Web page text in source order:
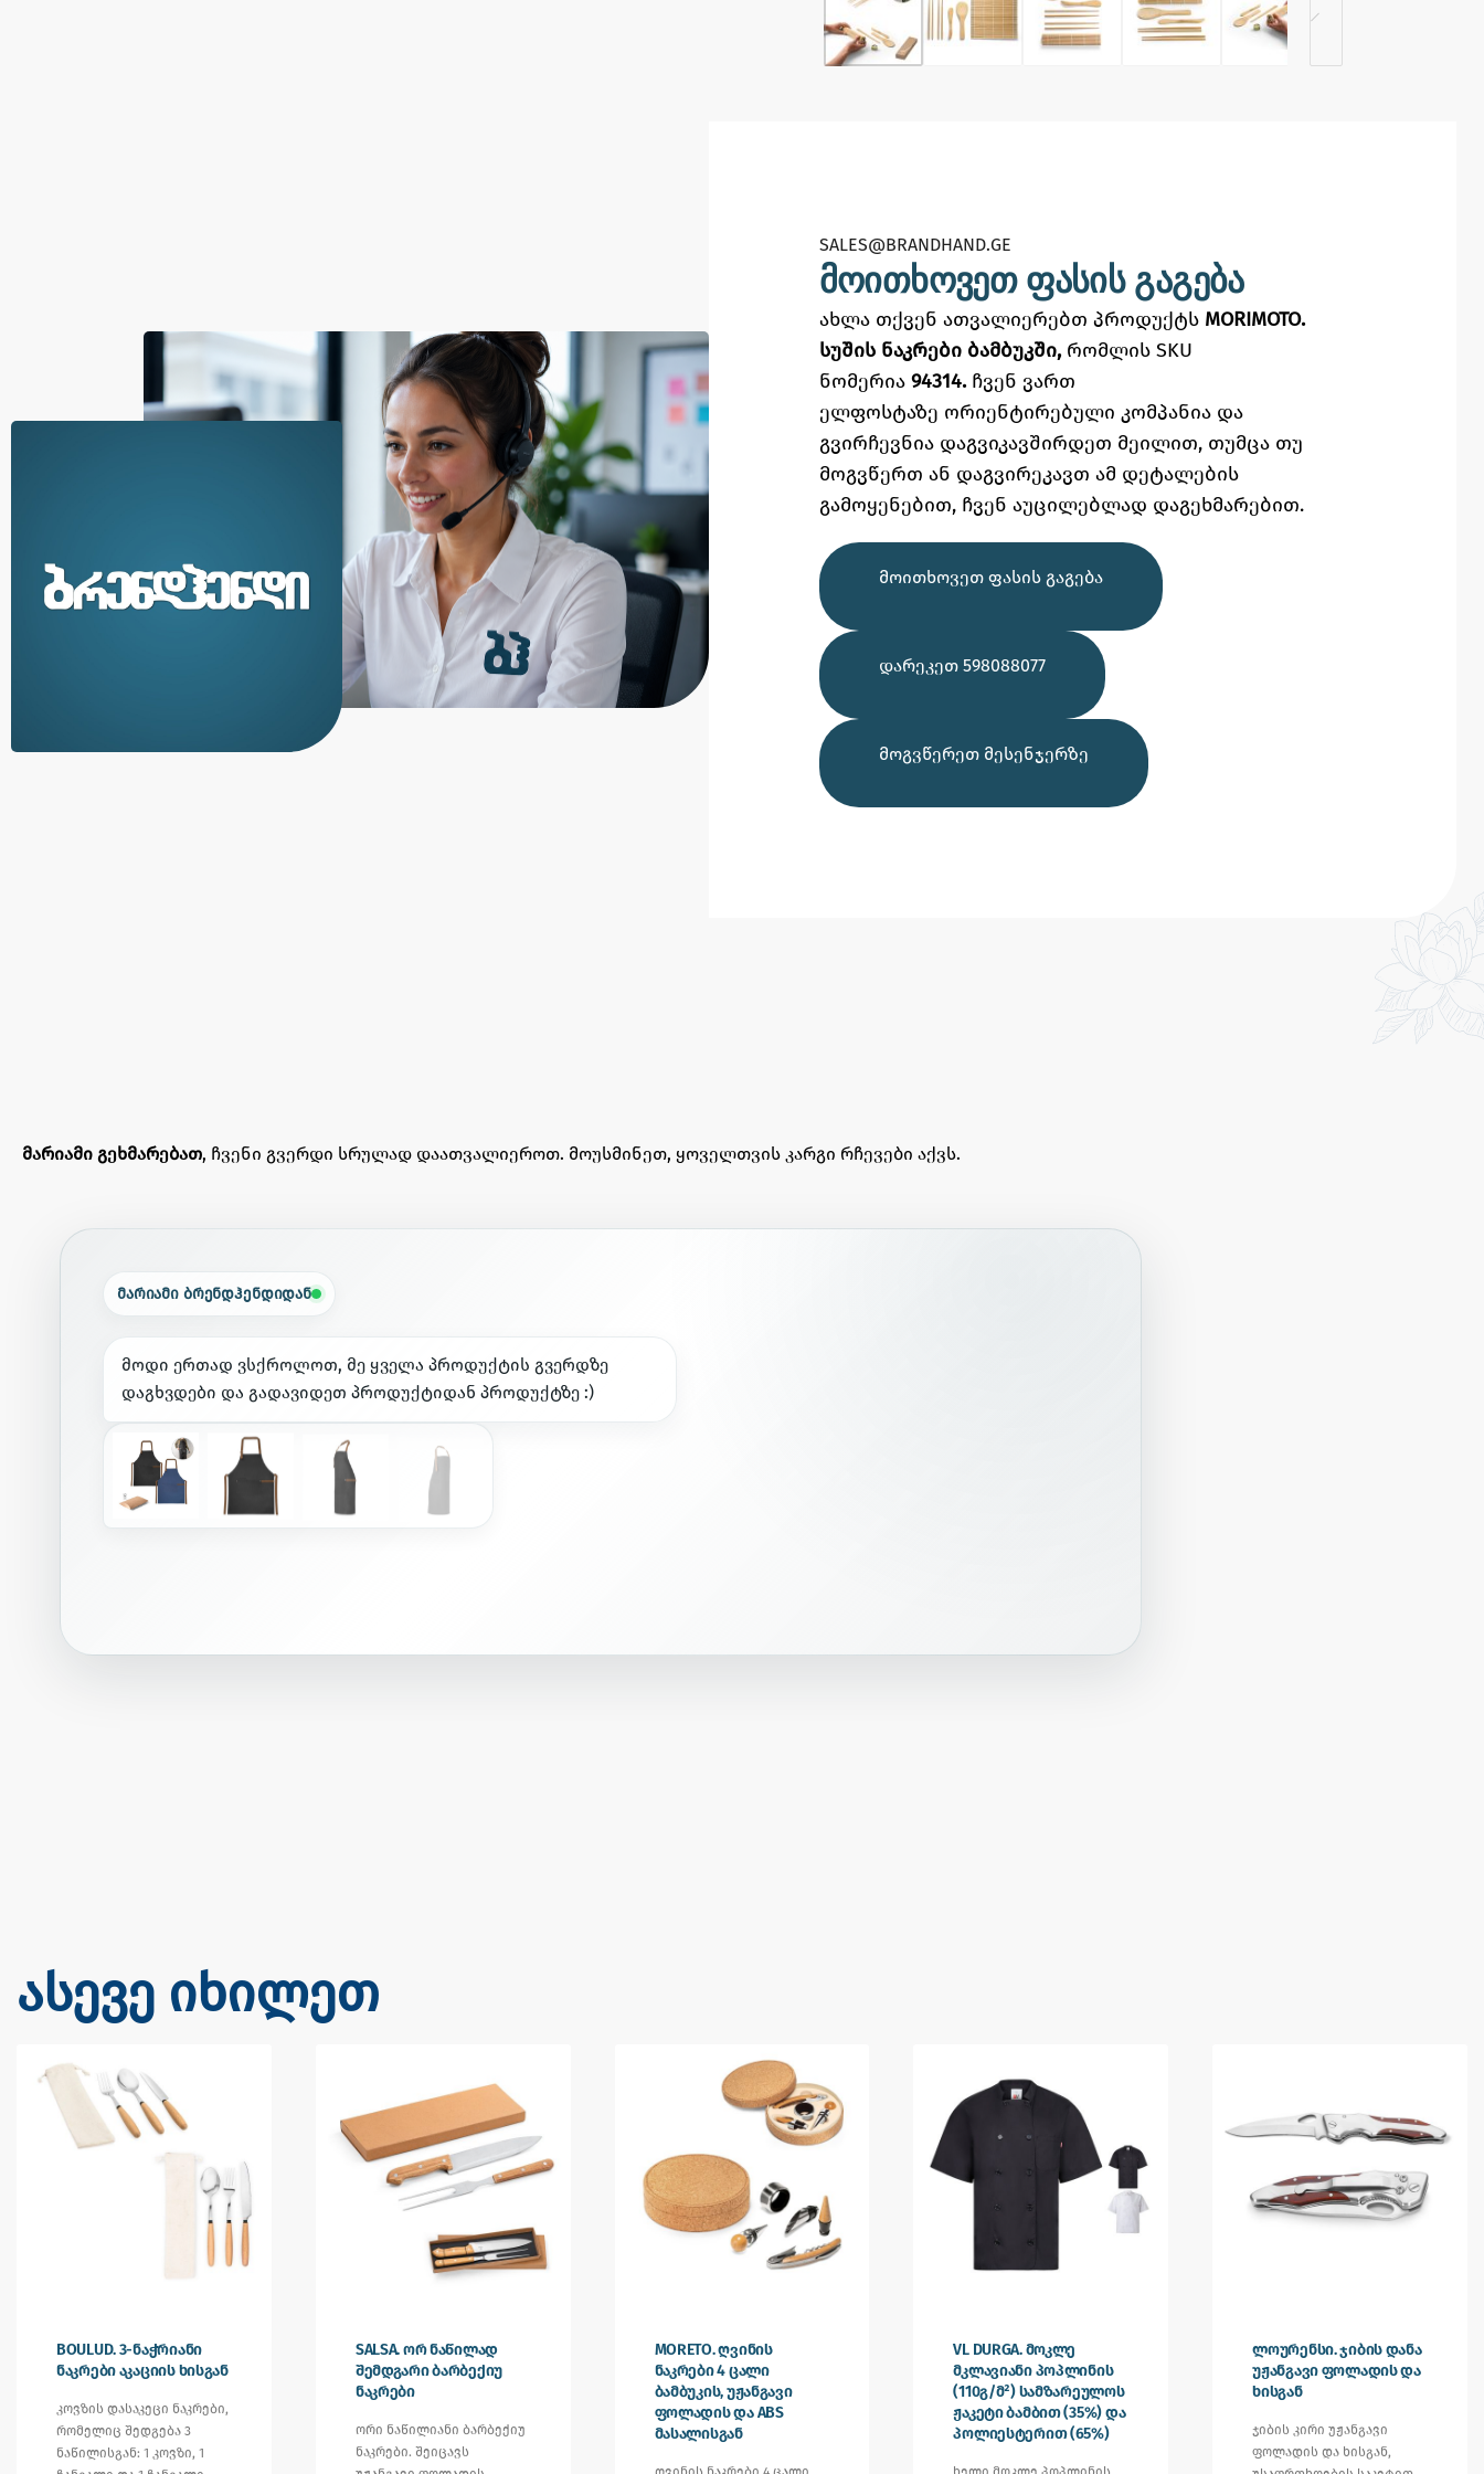
SALES@BRANDHAND.GE​
მოითხოვეთ ფასის გაგება
ახლა თქვენ ათვალიერებთ პროდუქტს MORIMOTO.
სუშის ნაკრები ბამბუკში, რომლის SKU
ნომერია 94314. ჩვენ ვართ
ელფოსტაზე ორიენტირებული კომპანია და
გვირჩევნია დაგვიკავშირდეთ მეილით, თუმცა თუ
მოგვწერთ ან დაგვირეკავთ ამ დეტალების
გამოყენებით, ჩვენ აუცილებლად დაგეხმარებით.
ᲛᲝᲘᲗᲮᲝᲕᲔᲗ ᲤᲐᲡᲘᲡ ᲒᲐᲒᲔᲑᲐ
ᲓᲐᲠᲔᲙᲔᲗ 598088077
ᲛᲝᲒᲕᲬᲔᲠᲔᲗ ᲛᲔᲡᲔᲜᲯᲔᲠᲖᲔ
მარიამი გეხმარებათ, ჩვენი გვერდი სრულად დაათვალიეროთ. მოუსმინეთ, ყოველთვის კარგი რჩევები აქვს.
მარიამი ბრენდჰენდიდან
მოდი ერთად ვსქროლოთ, მე ყველა პროდუქტის გვერდზე
დაგხვდები და გადავიდეთ პროდუქტიდან პროდუქტზე :)
ასევე იხილეთ
BOULUD. 3-ნაჭრიანი
ნაკრები აკაციის ხისგან
კოვზის დასაკეცი ნაკრები,
რომელიც შედგება 3
ნაწილისგან: 1 კოვზი, 1
SALSA. ორ ნაწილად
შემდგარი ბარბექიუ
ნაკრები
ორი ნაწილიანი ბარბექიუ
ნაკრები. შეიცავს
MORETO. ღვინის
ნაკრები 4 ცალი
ბამბუკის, უჟანგავი
ფოლადის და ABS
მასალისგან
VL DURGA. მოკლე
მკლავიანი პოპლინის
(110გ/მ²) სამზარეულოს
ჟაკეტი ბამბით (35%) და
პოლიესტერით (65%)
ლოურენსი. ჯიბის დანა
უჟანგავი ფოლადის და
ხისგან
ჯიბის კირი უჟანგავი
ფოლადის და ხისგან,